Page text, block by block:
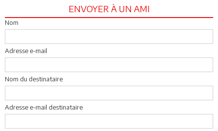
ENVOYER À UN AMI
Nom
Adresse e-mail
Nom du destinataire
Adresse e-mail destinataire